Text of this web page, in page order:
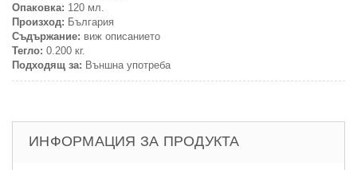
Опаковка: 120 мл.
Произход: България
Съдържание: виж описанието
Тегло: 0.200 кг.
Подходящ за: Външна употреба
ИНФОРМАЦИЯ ЗА ПРОДУКТА